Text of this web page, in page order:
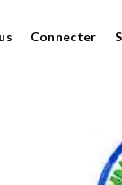
Connecter